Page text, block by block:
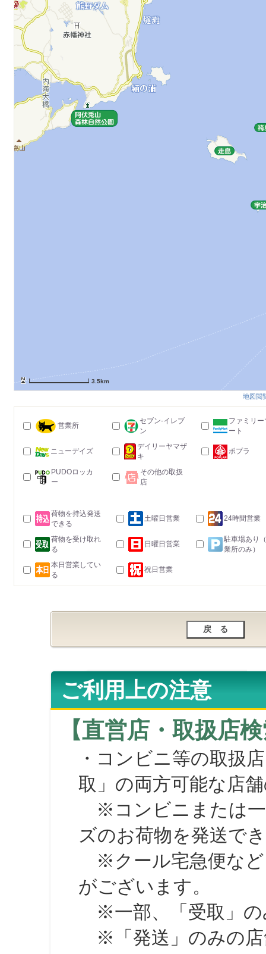
3.5km
地図閲
営業所
セブン-イレブ
ン
ファミリー
ート
ニューデイズ
デイリーヤマザ
キ
ポプラ
PUDOロッカ
ー
その他の取扱
店
荷物を持込発送
できる
土曜日営業 24時間営業
荷物を受け取れ
る
日曜日営業
駐車場あり
業所のみ）
本日営業してい
る
祝日営業
ご利用上の注意
【直営店・取扱店
・コンビニ等の取扱
取」の両方可能な店
※コンビニまたは一
ズのお荷物を発送で
※クール宅急便など
がございます。
※一部、「受取」の
※「発送」のみの店